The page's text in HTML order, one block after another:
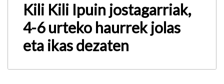
Kili Kili Ipuin jostagarriak,
4-6 urteko haurrek jolas
eta ikas dezaten